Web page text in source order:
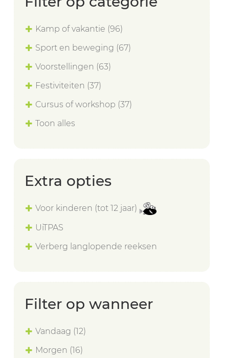
Kamp of vakantie (96)
Sport en beweging (67)
Voorstellingen (63)
Festiviteiten (37)
Cursus of workshop (37)
Toon alles
Extra opties
Voor kinderen (tot 12 jaar)
UiTPAS
Verberg langlopende reeksen
Filter op wanneer
Vandaag (12)
Morgen (16)